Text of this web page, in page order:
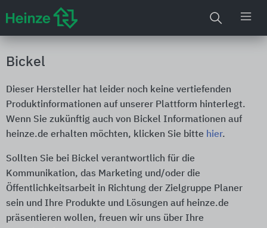
Bickel
Dieser Hersteller hat leider noch keine vertiefenden
Produktinformationen auf unserer Plattform hinterlegt.
Wenn Sie zukünftig auch von Bickel Informationen auf
heinze.de erhalten möchten, klicken Sie bitte hier.
Sollten Sie bei Bickel verantwortlich für die
Kommunikation, das Marketing und/oder die
Öffentlichkeitsarbeit in Richtung der Zielgruppe Planer
sein und Ihre Produkte und Lösungen auf heinze.de
präsentieren wollen, freuen wir uns über Ihre